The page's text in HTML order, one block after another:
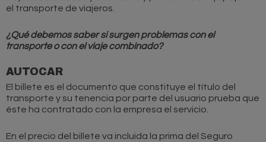
el transporte de viajeros.
¿Qué debemos saber si surgen problemas con el
transporte o con el viaje combinado?
AUTOCAR
El billete es el documento que constituye el título del
transporte y su tenencia por parte del usuario prueba que
éste ha contratado con la empresa el servicio.
En el precio del billete va incluida la prima del Seguro